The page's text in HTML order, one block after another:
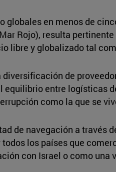
en menos de
Rojo), resulta
libre y globalizado tal
de
equilibrio entre logísticas
como la que se
de navegación a través
todos los países que
con Israel o como una